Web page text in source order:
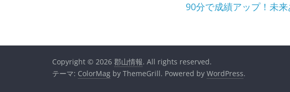
90分で成績アップ！未
Copyright © 2026 郡山情報. All rights reserved.
テーマ: ColorMag by ThemeGrill. Powered by WordPress.